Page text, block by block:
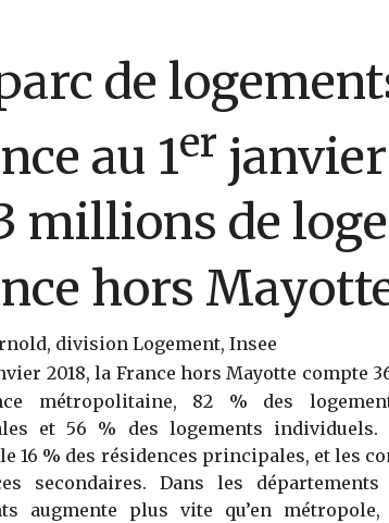
de
au 1er
millions de
hors
division Logement, Insee
2018, la France hors Mayotte compte
métropolitaine, 82 % des
et 56 % des logements individuels.
16 % des résidences principales, et les
secondaires. Dans les
augmente plus vite qu’en